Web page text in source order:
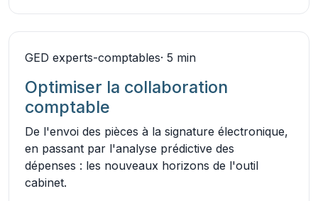
GED experts-comptables· 5 min
Optimiser la collaboration
comptable
De l'envoi des pièces à la signature électronique,
en passant par l'analyse prédictive des
dépenses : les nouveaux horizons de l'outil
cabinet.